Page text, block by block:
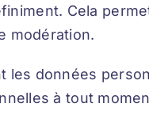
Cela
modération.
les données
à tout